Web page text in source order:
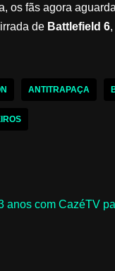
os fãs agora
de Battlefield 6,
ANTITRAPAÇA
anos com CazéTV